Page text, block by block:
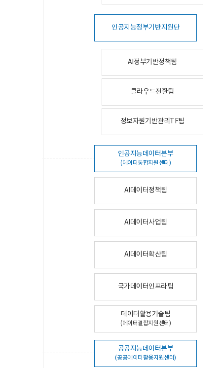
인공지능정부기반지원단
AI정부기반정책팀
클라우드전환팀
정보자원기반관리TF팀
인공지능데이터본부
(데이터통합지원센터)
AI데이터정책팀
AI데이터사업팀
AI데이터확산팀
국가데이터인프라팀
데이터활용기술팀
(데이터결합지원센터)
공공지능데이터본부
(공공데이터활용지원센터)